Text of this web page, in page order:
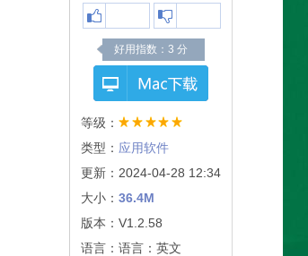
好用指数： 3 分
等级：
类型： 应用软件
更新：2024-04-28 12:34
大小： 36.4M
版本：V1.2.58
语言：语言：英文